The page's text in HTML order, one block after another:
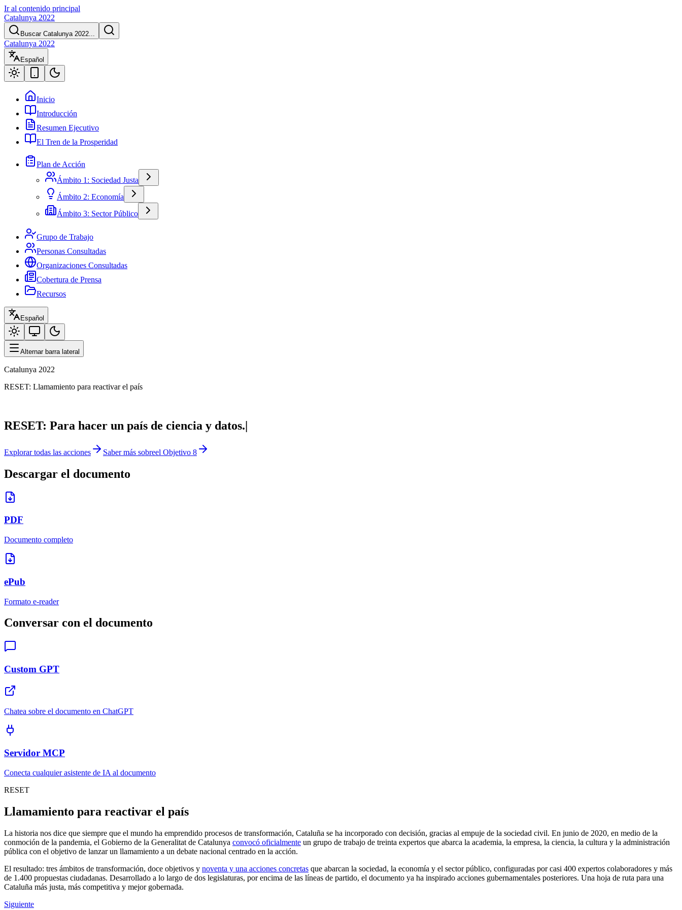
Ir al contenido principal
Catalunya 2022
Buscar Catalunya 2022...
Catalunya 2022
Español
Inicio
Introducción
Resumen Ejecutivo
El Tren de la Prosperidad
Plan de Acción
Ámbito 1: Sociedad Justa
Ámbito 2: Economía
Ámbito 3: Sector Público
Grupo de Trabajo
Personas Consultadas
Organizaciones Consultadas
Cobertura de Prensa
Recursos
Español
Alternar barra lateral
Catalunya 2022
RESET: Llamamiento para reactivar el país
RESET: Para hacer un país de ciencia y datos.|
Explorar todas las acciones Saber más sobreel Objetivo 8
Descargar el documento
PDF
Documento completo
ePub
Formato e-reader
Conversar con el documento
Custom GPT
Chatea sobre el documento en ChatGPT
Servidor MCP
Conecta cualquier asistente de IA al documento
RESET
Llamamiento para reactivar el país
La historia nos dice que siempre que el mundo ha emprendido procesos de transformación, Cataluña se ha incorporado con decisión, gracias al empuje de la sociedad civil. En junio de 2020, en medio de la
conmoción de la pandemia, el Gobierno de la Generalitat de Catalunya convocó oficialmente un grupo de trabajo de treinta expertos que abarca la academia, la empresa, la ciencia, la cultura y la administración
pública con el objetivo de lanzar un llamamiento a un debate nacional centrado en la acción.
El resultado: tres ámbitos de transformación, doce objetivos y noventa y una acciones concretas que abarcan la sociedad, la economía y el sector público, configuradas por casi 400 expertos colaboradores y más
de 1.400 propuestas ciudadanas. Desarrollado a lo largo de dos legislaturas, por encima de las líneas de partido, el documento ya ha inspirado acciones gubernamentales posteriores. Una hoja de ruta para una
Cataluña más justa, más competitiva y mejor gobernada.
Siguiente